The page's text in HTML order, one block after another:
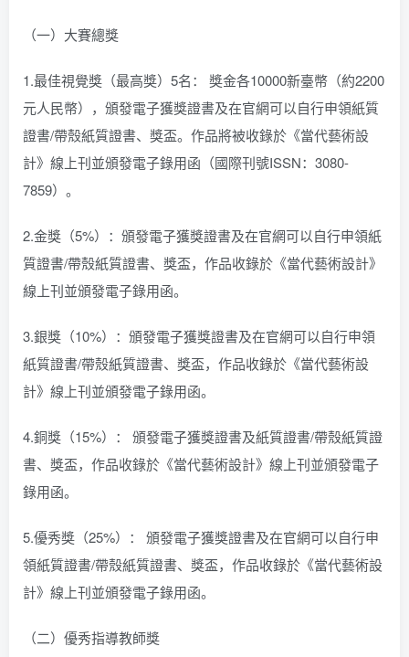
（一）大賽總獎
1.最佳視覺獎（最高獎）5名： 獎金各10000新臺幣（約2200
元人民幣），頒發電子獲獎證書及在官網可以自行申領紙質
證書/帶殼紙質證書、獎盃。作品將被收錄於《當代藝術設
計》線上刊並頒發電子錄用函（國際刊號ISSN：3080-
7859）。
2.金獎（5%）：頒發電子獲獎證書及在官網可以自行申領紙
質證書/帶殼紙質證書、獎盃，作品收錄於《當代藝術設計》
線上刊並頒發電子錄用函。
3.銀獎（10%）：頒發電子獲獎證書及在官網可以自行申領
紙質證書/帶殼紙質證書、獎盃，作品收錄於《當代藝術設
計》線上刊並頒發電子錄用函。
4.銅獎（15%）： 頒發電子獲獎證書及紙質證書/帶殼紙質證
書、獎盃，作品收錄於《當代藝術設計》線上刊並頒發電子
錄用函。
5.優秀獎（25%）： 頒發電子獲獎證書及在官網可以自行申
領紙質證書/帶殼紙質證書、獎盃，作品收錄於《當代藝術設
計》線上刊並頒發電子錄用函。
（二）優秀指導教師獎